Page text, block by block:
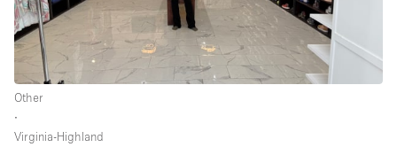
Other
∙
Virginia-Highland